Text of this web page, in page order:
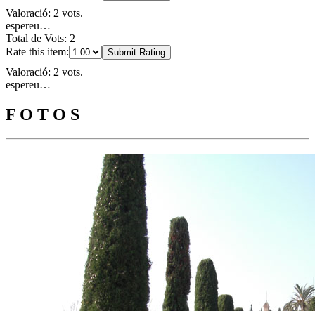
Valoració: 2 vots.
espereu…
Total de Vots: 2
Rate this item:
Submit Rating
Valoració: 2 vots.
espereu…
F O T O S